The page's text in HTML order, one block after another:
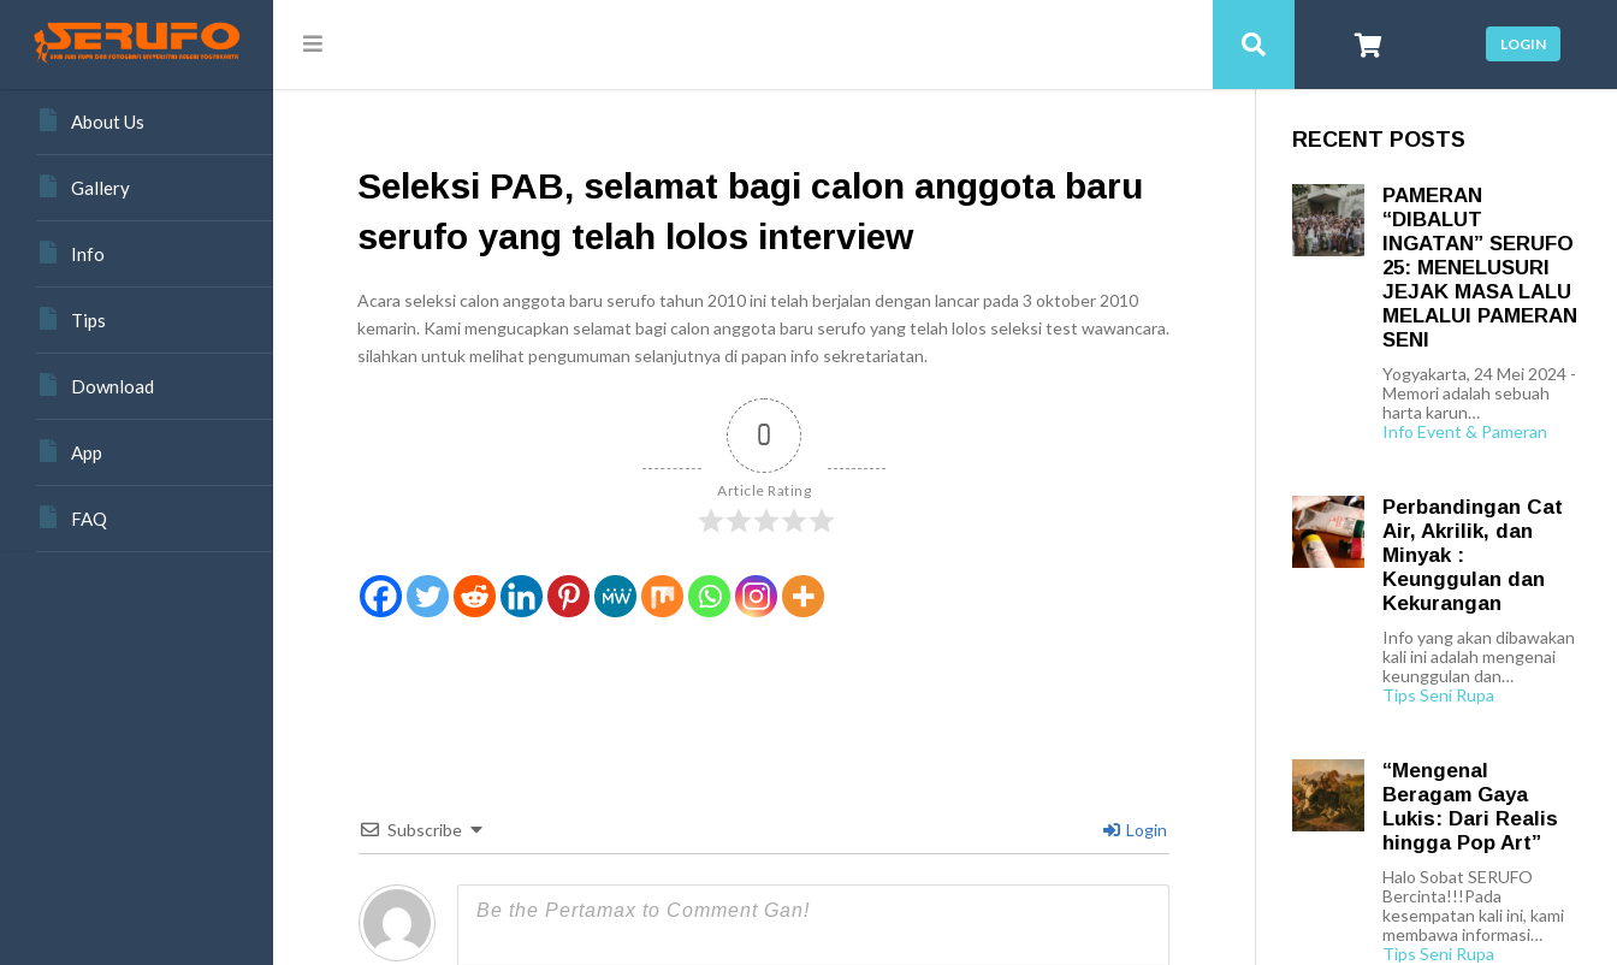
LOGIN
About Us
Gallery
Info
Tips
Download
App
FAQ
Seleksi PAB, selamat bagi calon anggota baru
serufo yang telah lolos interview
Acara seleksi calon anggota baru serufo tahun 2010 ini telah berjalan dengan lancar pada 3 oktober 2010
kemarin. Kami mengucapkan selamat bagi calon anggota baru serufo yang telah lolos seleksi test wawancara.
silahkan untuk melihat pengumuman selanjutnya di papan info sekretariatan.
0
Article Rating
Subscribe Login
RECENT POSTS
PAMERAN
“DIBALUT
INGATAN” SERUFO
25: MENELUSURI
JEJAK MASA LALU
MELALUI PAMERAN
SENI
Yogyakarta, 24 Mei 2024 -
Memori adalah sebuah
harta karun…
Info Event & Pameran
Perbandingan Cat
Air, Akrilik, dan
Minyak :
Keunggulan dan
Kekurangan
Info yang akan dibawakan
kali ini adalah mengenai
keunggulan dan…
Tips Seni Rupa
“Mengenal
Beragam Gaya
Lukis: Dari Realis
hingga Pop Art”
Halo Sobat SERUFO
Bercinta!!!Pada
kesempatan kali ini, kami
membawa informasi…
Tips Seni Rupa